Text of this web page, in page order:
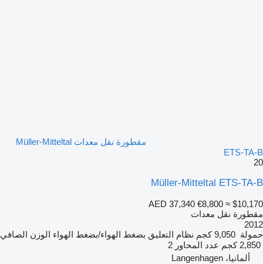
مقطورة نقل معدات Müller-Mitteltal
ETS-TA-B
20
Müller-Mitteltal ETS-TA-B
AED 37,340 €8,800 ≈ $10,170
مقطورة نقل معدات
2012
حمولة 9,050 كجم نظام التعليق بضغط الهواء/بضغط الهواء الوزن الصافي
2,850 كجم
عدد المحاور 2
ألمانيا، Langenhagen